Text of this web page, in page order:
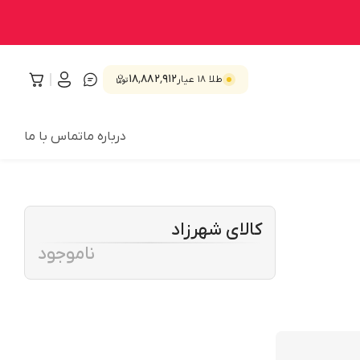
طلا ۱۸ عیار ۱۸٬۸۸۲٬۹۱۲
درباره ماتماس با ما
کالای شهرزاد
ناموجود